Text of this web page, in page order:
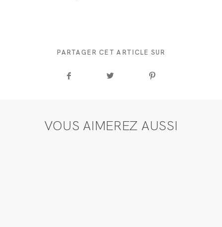
PARTAGER CET ARTICLE SUR
VOUS AIMEREZ AUSSI